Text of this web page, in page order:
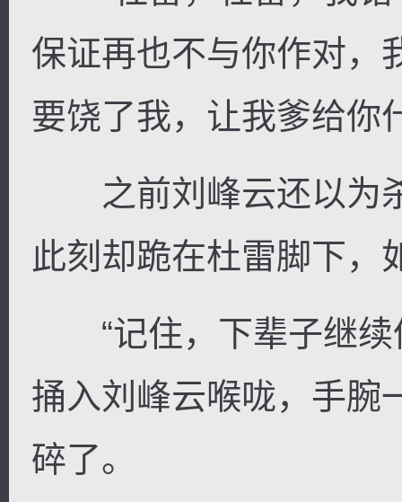
保证再也不与你作对，
要饶了我，让我爹给你
之前刘峰云还以为
此刻却跪在杜雷脚下，
“记住，下辈子继续
捅入刘峰云喉咙，手腕
碎了。